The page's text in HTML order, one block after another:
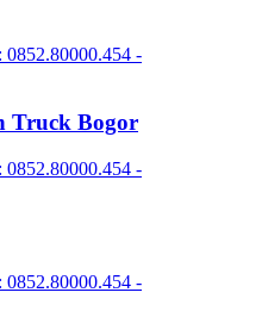
Truck Bogor